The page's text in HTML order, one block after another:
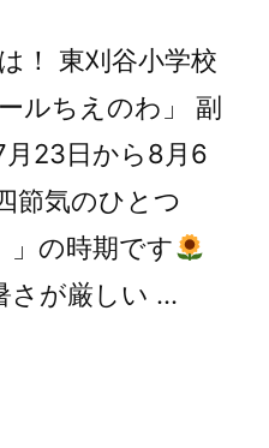
！ 東刈谷小学校
ルちえのわ」 副
月23日から8月6
節気のひとつ
」の時期です
さが厳しい …